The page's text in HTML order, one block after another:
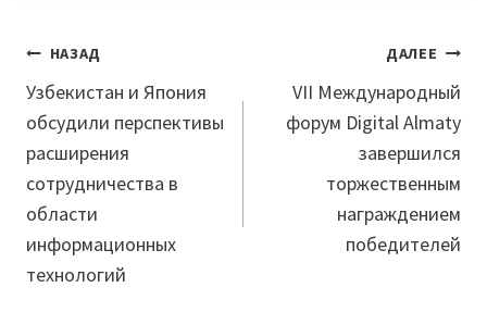
Навигация
по
записям
НАЗАД
Узбекистан и Япония
обсудили перспективы
расширения
сотрудничества в
области
информационных
технологий
ДАЛЕЕ
VII Международный
форум Digital Almaty
завершился
торжественным
награждением
победителей